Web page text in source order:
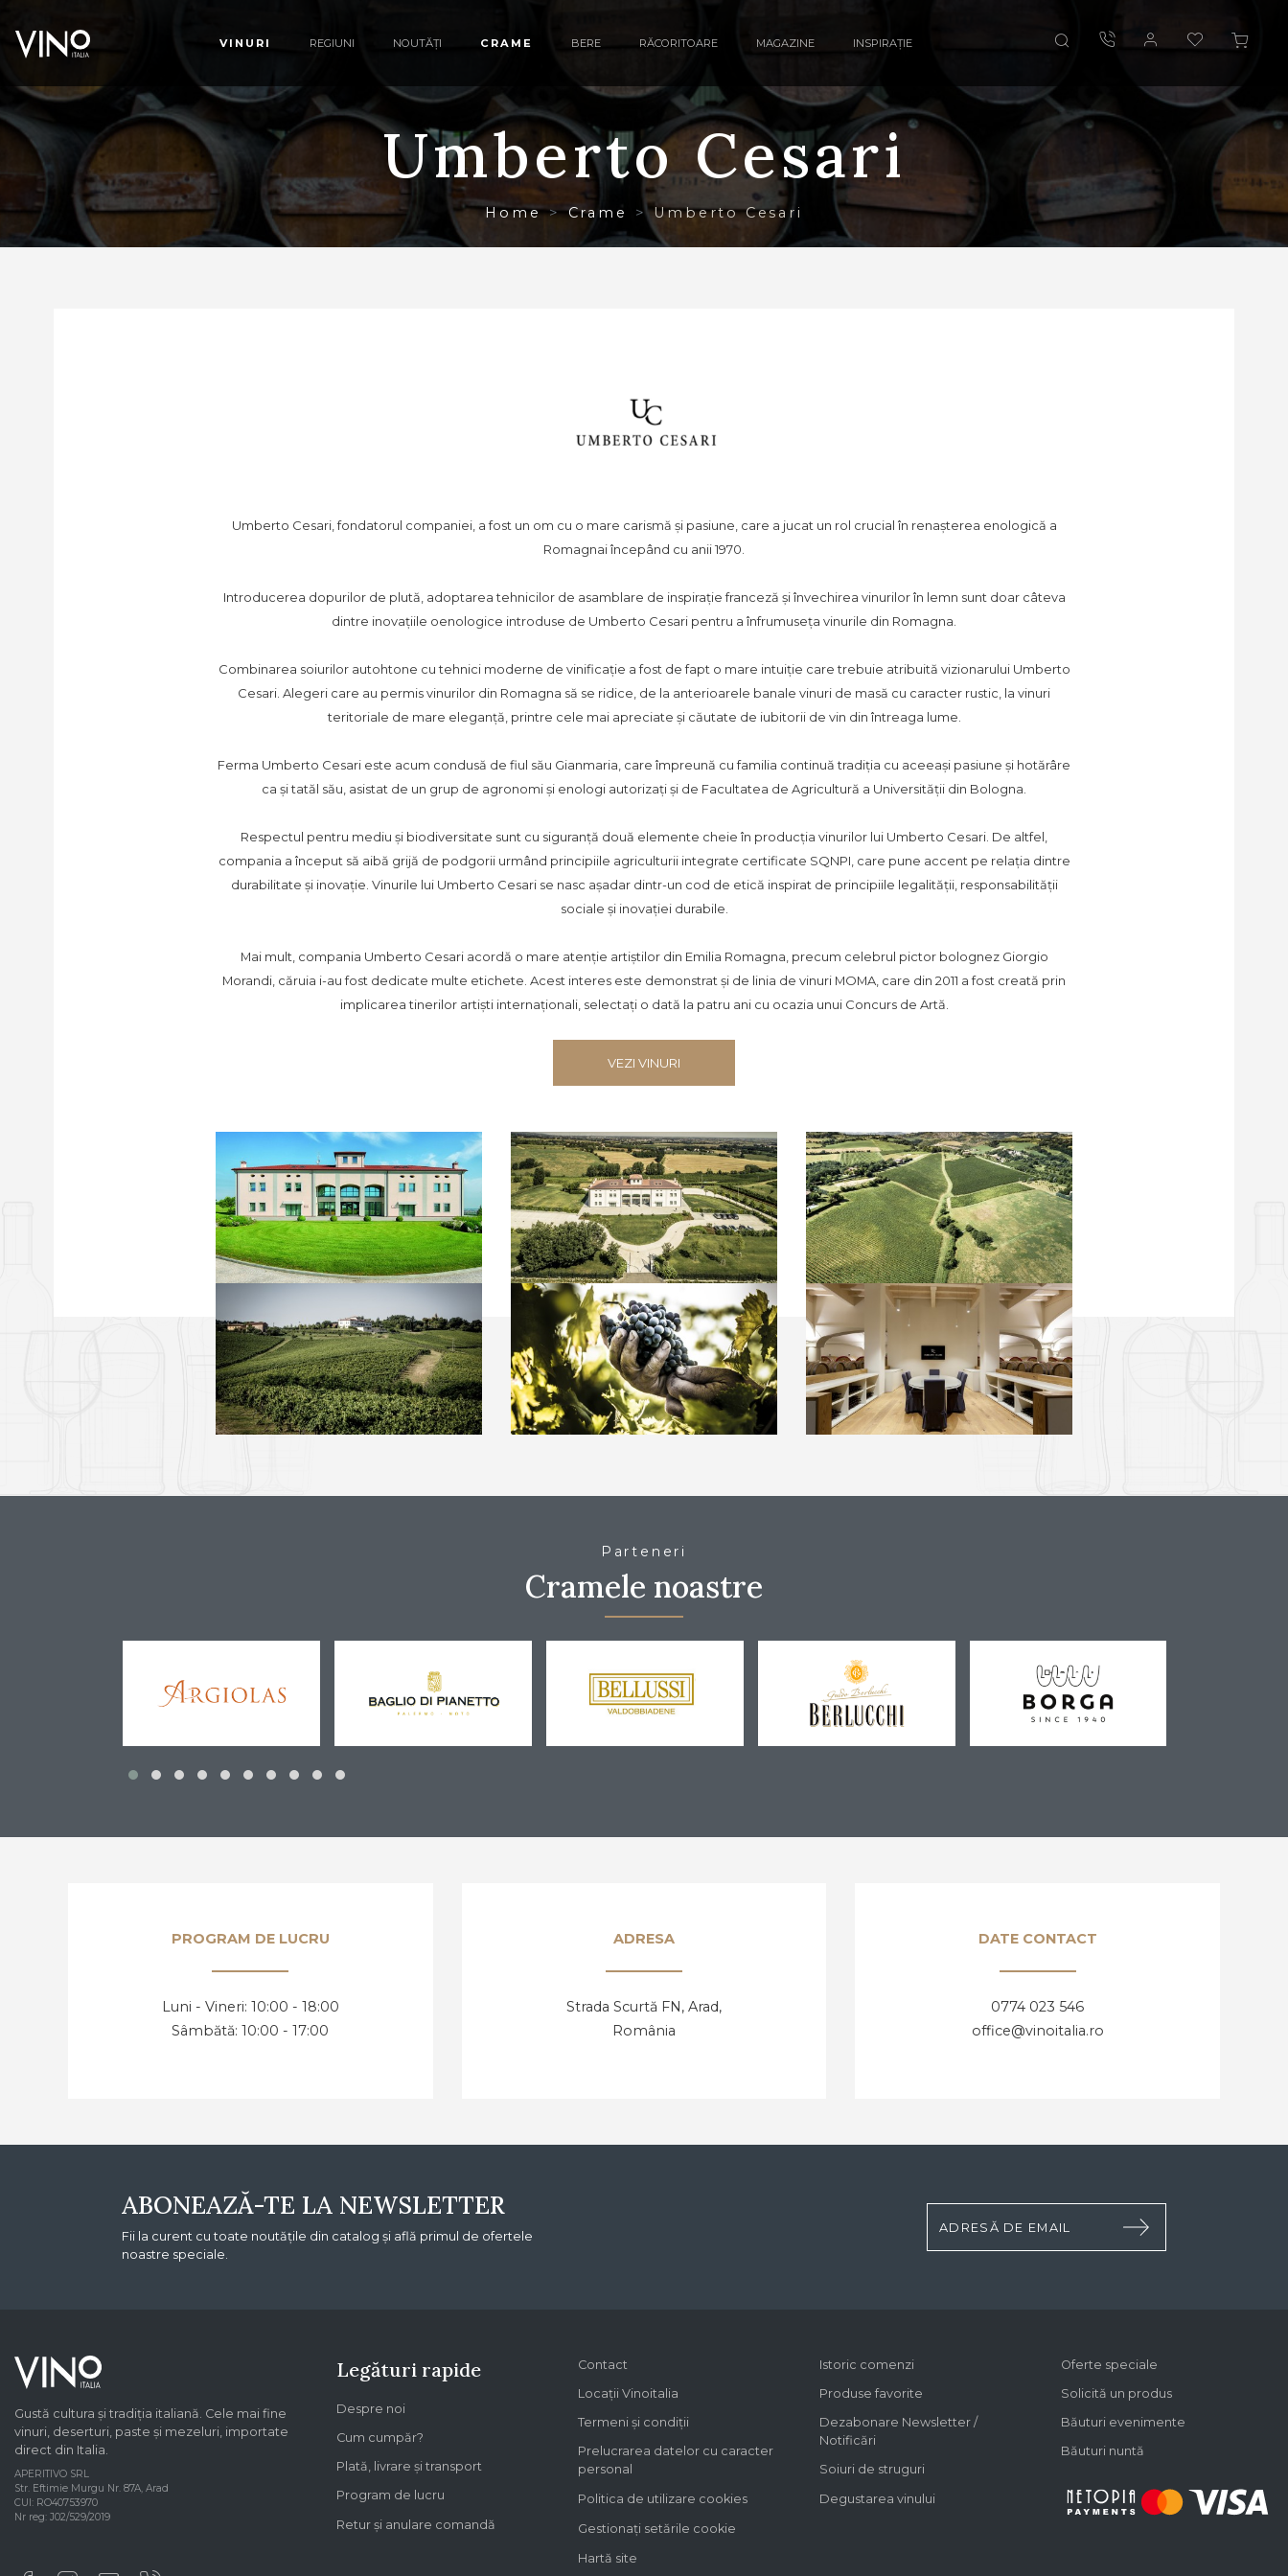
VINURI REGIUNI NOUTĂȚI CRAME BERE RĂCORITOARE MAGAZINE INSPIRAȚIE
Umberto Cesari
Home Crame Umberto Cesari
Umberto Cesari, fondatorul companiei, a fost un om cu o mare carismă și pasiune, care a jucat un rol crucial în renașterea enologică a
Romagnai începând cu anii 1970.
Introducerea dopurilor de plută, adoptarea tehnicilor de asamblare de inspirație franceză și învechirea vinurilor în lemn sunt doar câteva
dintre inovațiile oenologice introduse de Umberto Cesari pentru a înfrumuseța vinurile din Romagna.
Combinarea soiurilor autohtone cu tehnici moderne de vinificație a fost de fapt o mare intuiție care trebuie atribuită vizionarului Umberto
Cesari. Alegeri care au permis vinurilor din Romagna să se ridice, de la anterioarele banale vinuri de masă cu caracter rustic, la vinuri
teritoriale de mare eleganță, printre cele mai apreciate și căutate de iubitorii de vin din întreaga lume.
Ferma Umberto Cesari este acum condusă de fiul său Gianmaria, care împreună cu familia continuă tradiția cu aceeași pasiune și hotărâre
ca și tatăl său, asistat de un grup de agronomi și enologi autorizați și de Facultatea de Agricultură a Universității din Bologna.
Respectul pentru mediu și biodiversitate sunt cu siguranță două elemente cheie în producția vinurilor lui Umberto Cesari. De altfel,
compania a început să aibă grijă de podgorii urmând principiile agriculturii integrate certificate SQNPI, care pune accent pe relația dintre
durabilitate și inovație. Vinurile lui Umberto Cesari se nasc așadar dintr-un cod de etică inspirat de principiile legalității, responsabilității
sociale și inovației durabile.
Mai mult, compania Umberto Cesari acordă o mare atenție artiștilor din Emilia Romagna, precum celebrul pictor bolognez Giorgio
Morandi, căruia i-au fost dedicate multe etichete. Acest interes este demonstrat și de linia de vinuri MOMA, care din 2011 a fost creată prin
implicarea tinerilor artiști internaționali, selectați o dată la patru ani cu ocazia unui Concurs de Artă.
VEZI VINURI
Parteneri
Cramele noastre
PROGRAM DE LUCRU
Luni - Vineri: 10:00 - 18:00
Sâmbătă: 10:00 - 17:00
ADRESA
Strada Scurtă FN, Arad,
România
DATE CONTACT
0774 023 546
office@vinoitalia.ro
ABONEAZĂ-TE LA NEWSLETTER
Fii la curent cu toate noutățile din catalog și află primul de ofertele
noastre speciale.
Gustă cultura și tradiția italiană. Cele mai fine
vinuri, deserturi, paste și mezeluri, importate
direct din Italia.
APERITIVO SRL
Str. Eftimie Murgu Nr. 87A, Arad
CUI: RO40753970
Nr reg: J02/529/2019
Legături rapide
Despre noi
Cum cumpăr?
Plată, livrare și transport
Program de lucru
Retur și anulare comandă
Contact
Locații Vinoitalia
Termeni și condiții
Prelucrarea datelor cu caracter
personal
Politica de utilizare cookies
Gestionați setările cookie
Hartă site
Istoric comenzi
Produse favorite
Dezabonare Newsletter /
Notificări
Soiuri de struguri
Degustarea vinului
Oferte speciale
Solicită un produs
Băuturi evenimente
Băuturi nuntă
E necesară confirmarea vârstei
înainte de a accesa acest site
Ai peste 18 ani?
DA, AM ÎMPLINIT 18 ANI NU, AM SUB 18 ANI